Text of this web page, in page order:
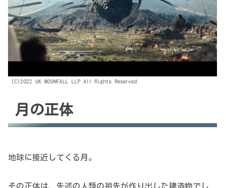
(C)2022 UK MOONFALL LLP All Rights Reserved
月の正体
地球に接近してくる月。
その正体は、先述の人類の祖先が作り出した建造物でし